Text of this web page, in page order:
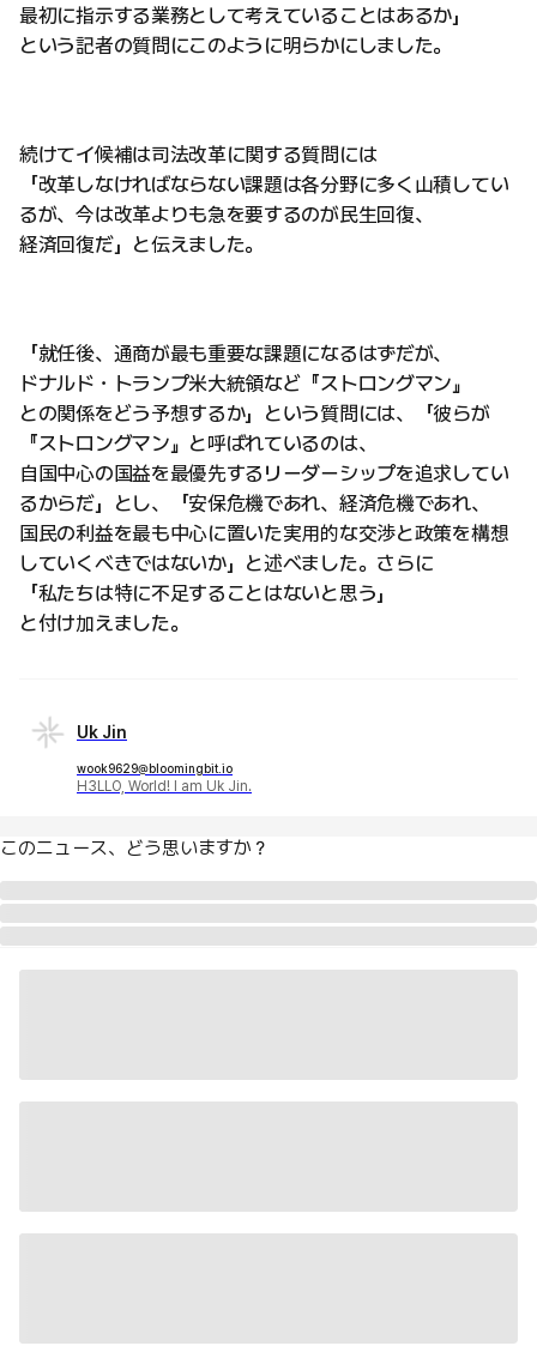
最初に指示する業務として考えていることはあるか」
という記者の質問にこのように明らかにしました。
続けてイ候補は司法改革に関する質問には
「改革しなければならない課題は各分野に多く山積してい
るが、今は改革よりも急を要するのが民生回復、
経済回復だ」と伝えました。
「就任後、通商が最も重要な課題になるはずだが、
ドナルド・トランプ米大統領など『ストロングマン』
との関係をどう予想するか」という質問には、「彼らが
『ストロングマン』と呼ばれているのは、
自国中心の国益を最優先するリーダーシップを追求してい
るからだ」とし、「安保危機であれ、経済危機であれ、
国民の利益を最も中心に置いた実用的な交渉と政策を構想
していくべきではないか」と述べました。さらに
「私たちは特に不足することはないと思う」
と付け加えました。
Uk Jin
wook9629@bloomingbit.io
H3LLO, World! I am Uk Jin.
このニュース、どう思いますか？